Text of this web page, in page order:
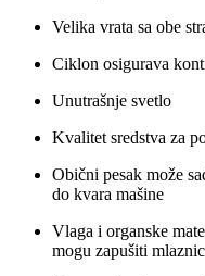
Velika vrata sa obe
Ciklon osigurava
Unutrašnje svetlo
Kvalitet sredstva za
Obični pesak može
do kvara mašine
Vlaga i organske
mogu zapušiti